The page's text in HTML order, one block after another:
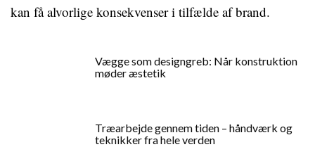
kan få alvorlige konsekvenser i tilfælde af brand.
Vægge som designgreb: Når konstruktion
møder æstetik
Træarbejde gennem tiden – håndværk og
teknikker fra hele verden